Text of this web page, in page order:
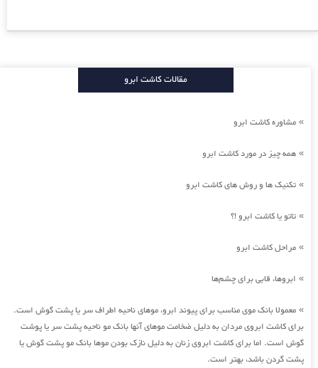
مقالات کاشت ابرو
» مشاوره کاشت ابرو
» همه چیز در مورد کاشت ابرو
» تکنیک ها و روش های کاشت ابرو
» تاتو یا کاشت ابرو !؟
» مراحل کاشت ابرو
» ابروها، قابی برای چشم‌ها
» معمولا بانک موی مناسب برای پیوند ابرو، موهای ناحیه اطراف سر یا پشت گوش است.
برای کاشت ابروی مردان به دلیل ضخامت موهای آنها بانک مو ناحیه پشت سر یا پوشت
گوش است. اما برای کاشت ابروی زنان به دلیل نازک بودن موها بانک مو پشت گوش یا
پشت گردن باشد، بهتر است.